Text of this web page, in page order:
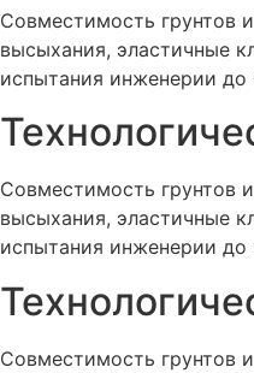
Совместимость грунтов
высыхания, эластичные
испытания инженерии до
Совместимость грунтов
высыхания, эластичные
испытания инженерии до
Совместимость грунтов